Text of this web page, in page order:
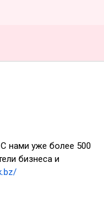
нами уже более 500
бизнеса и